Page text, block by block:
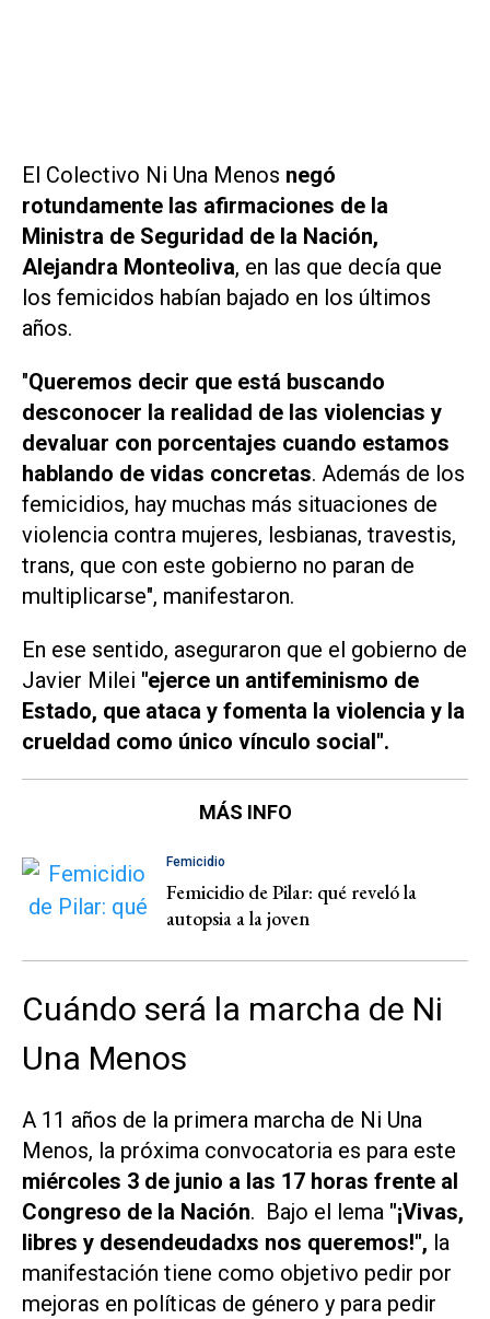
El Colectivo Ni Una Menos negó
rotundamente las afirmaciones de la
Ministra de Seguridad de la Nación,
Alejandra Monteoliva, en las que decía que
los femicidos habían bajado en los últimos
años.
"Queremos decir que está buscando
desconocer la realidad de las violencias y
devaluar con porcentajes cuando estamos
hablando de vidas concretas. Además de los
femicidios, hay muchas más situaciones de
violencia contra mujeres, lesbianas, travestis,
trans, que con este gobierno no paran de
multiplicarse", manifestaron.
En ese sentido, aseguraron que el gobierno de
Javier Milei "ejerce un antifeminismo de
Estado, que ataca y fomenta la violencia y la
crueldad como único vínculo social".
MÁS INFO
Femicidio
Femicidio de Pilar: qué reveló la
autopsia a la joven
Cuándo será la marcha de Ni
Una Menos
A 11 años de la primera marcha de Ni Una
Menos, la próxima convocatoria es para este
miércoles 3 de junio a las 17 horas frente al
Congreso de la Nación. Bajo el lema "¡Vivas,
libres y desendeudadxs nos queremos!", la
manifestación tiene como objetivo pedir por
mejoras en políticas de género y para pedir